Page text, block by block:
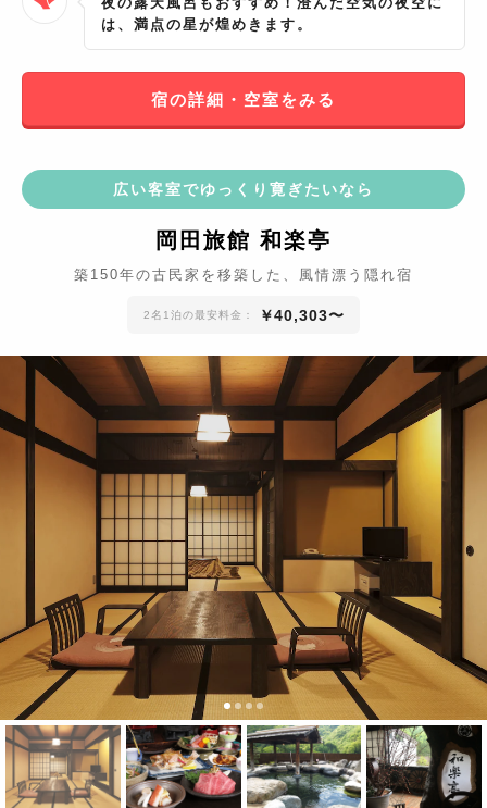
は、満点の星が煌めきます。
宿の詳細・空室をみる
広い客室でゆっくり寛ぎたいなら
岡田旅館 和楽亭
築150年の古民家を移築した、風情漂う隠れ宿
2名1泊の最安料金： ￥40,303〜